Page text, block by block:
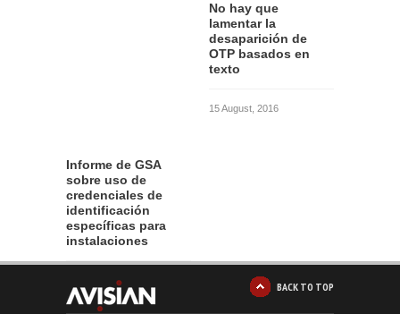
No hay que
lamentar la
desaparición de
OTP basados en
texto
15 August, 2016
Informe de GSA
sobre uso de
credenciales de
identificación
específicas para
instalaciones
12 August, 2016 BACK TO TOP